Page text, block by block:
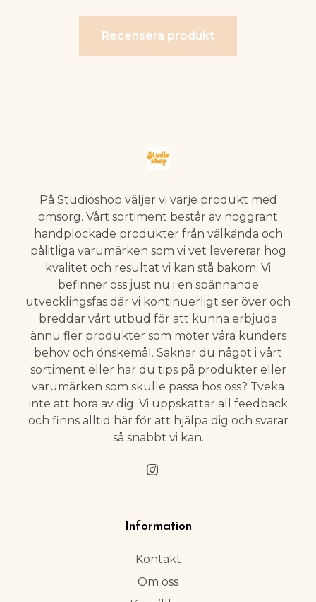
Recensera produkt
På Studioshop väljer vi varje produkt med
omsorg. Vårt sortiment består av noggrant
handplockade produkter från välkända och
pålitliga varumärken som vi vet levererar hög
kvalitet och resultat vi kan stå bakom. Vi
befinner oss just nu i en spännande
utvecklingsfas där vi kontinuerligt ser över och
breddar vårt utbud för att kunna erbjuda
ännu fler produkter som möter våra kunders
behov och önskemål. Saknar du något i vårt
sortiment eller har du tips på produkter eller
varumärken som skulle passa hos oss? Tveka
inte att höra av dig. Vi uppskattar all feedback
och finns alltid här för att hjälpa dig och svarar
så snabbt vi kan.
Information
Kontakt
Om oss